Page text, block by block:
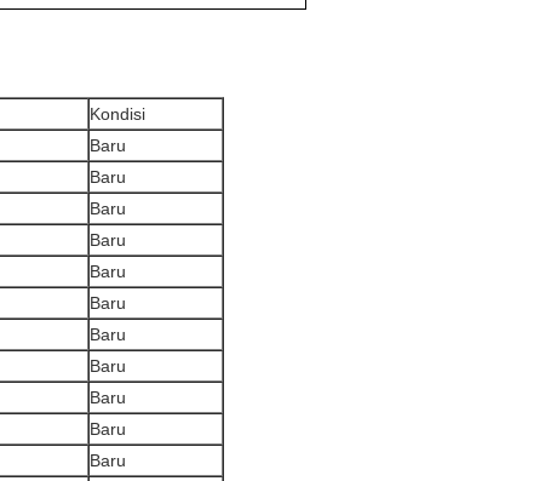
Kondisi
Baru
Baru
Baru
Baru
Baru
Baru
Baru
Baru
Baru
Baru
Baru